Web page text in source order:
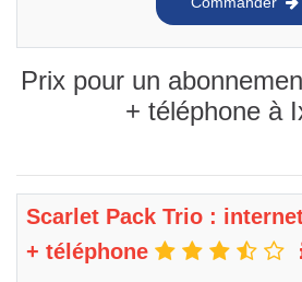
Prix pour un
+ téléphone à
Scarlet Pack Trio :
+ téléphone